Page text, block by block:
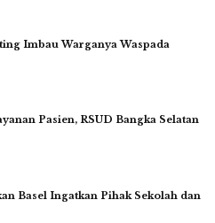
Imbau Warganya Waspada
Pasien, RSUD Bangka Selatan
Basel Ingatkan Pihak Sekolah dan